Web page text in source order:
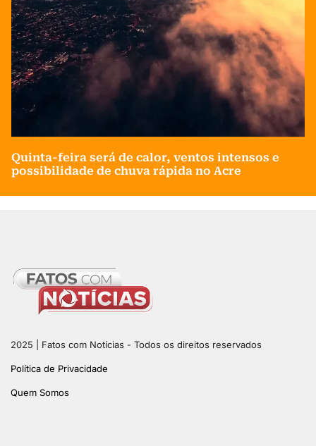
Quinta-feira será de calor, ventos intensos e
possibilidade de chuva rápida no Acre
2025 | Fatos com Notícias - Todos os direitos reservados
Política de Privacidade
Quem Somos